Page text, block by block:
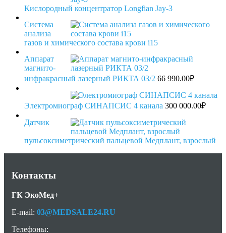
Кислородный концентратор Longfian Jay-3
Система
анализа
газов и химического состава крови i15
Аппарат
магнито-
инфракрасный лазерный РИКТА 03/2 66 990.00₽
Электромиограф СИНАПСИС 4 канала 300 000.00₽
Датчик
пульсоксиметрический пальцевой Медплант, взрослый
Контакты
ГК ЭкоМед+
E-mail: 03@MEDSALE24.RU
Телефоны: